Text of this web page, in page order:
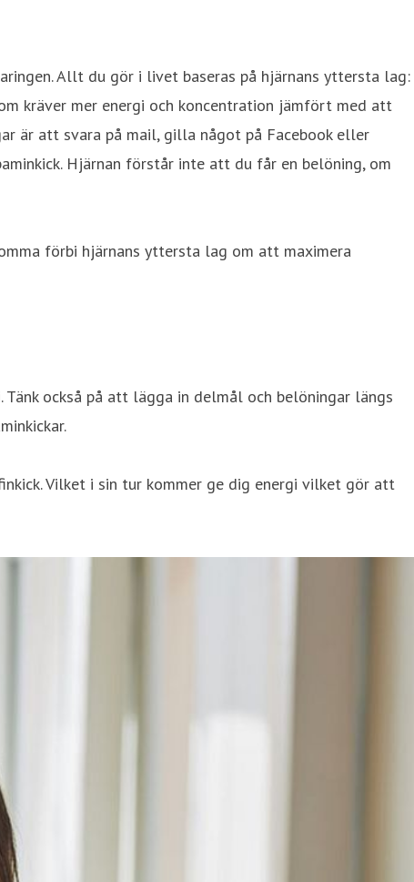
Allt du gör i livet baseras på hjärnans yttersta lag:
kräver mer energi och koncentration jämfört med att
är att svara på mail, gilla något på Facebook eller
Hjärnan förstår inte att du får en belöning, om
förbi hjärnans yttersta lag om att maximera
också på att lägga in delmål och belöningar längs
Vilket i sin tur kommer ge dig energi vilket gör att